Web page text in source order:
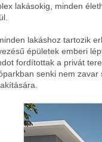
lakásokig, minden
lakáshoz tartozik
épületek emberi
fordítottak a privát
senki nem